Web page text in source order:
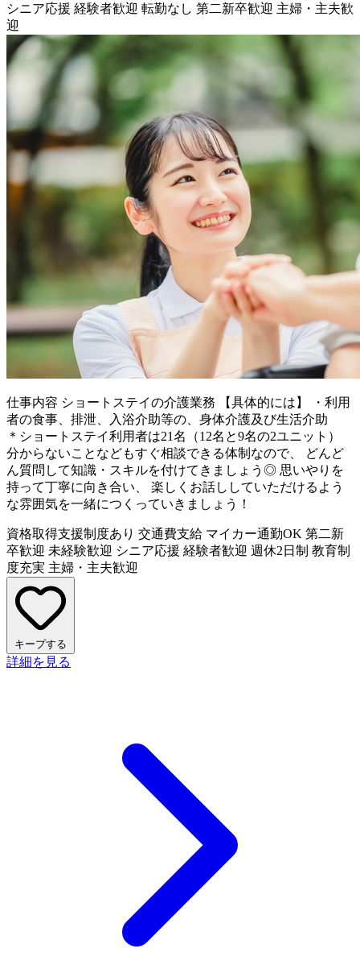
シニア応援 経験者歓迎 転勤なし 第二新卒歓迎 主婦・主夫歓
迎
仕事内容 ショートステイの介護業務 【具体的には】 ・利用
者の食事、排泄、入浴介助等の、身体介護及び生活介助
＊ショートステイ利用者は21名（12名と9名の2ユニット）
分からないことなどもすぐ相談できる体制なので、 どんど
ん質問して知識・スキルを付けてきましょう◎ 思いやりを
持って丁寧に向き合い、 楽しくお話ししていただけるよう
な雰囲気を一緒につくっていきましょう！
資格取得支援制度あり 交通費支給 マイカー通勤OK 第二新
卒歓迎 未経験歓迎 シニア応援 経験者歓迎 週休2日制 教育制
度充実 主婦・主夫歓迎
キープする
詳細を見る